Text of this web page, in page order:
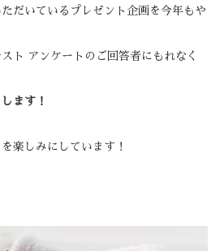
だいているプレゼント企画を今年もや
ト アンケートのご回答者にもれなく
ます！
楽しみにしています！